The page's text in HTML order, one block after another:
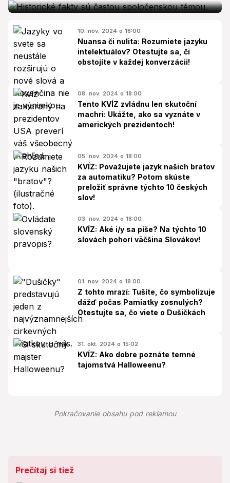
10. nov. 2024 o 18:00
Nuansa či nulita: Rozumiete jazyku
intelektuálov? Otestujte sa, či
obstojíte v každej konverzácii!
08. nov. 2024 o 18:00
Tento KVÍZ zvládnu len skutoční
machri: Ukážte, ako sa vyznáte v
amerických prezidentoch!
05. nov. 2024 o 18:00
KVÍZ: Považujete jazyk našich bratov
za automatiku? Potom skúste
preložiť správne týchto 10 českých
slov!
03. nov. 2024 o 18:00
KVÍZ: Aké i/y sa píše? Na týchto 10
slovách pohorí väčšina Slovákov!
01. nov. 2024 o 18:00
Z tohto mrazí: Tušíte, čo symbolizuje
dážď počas Pamiatky zosnulých?
Otestujte sa, čo viete o Dušičkách
31. okt. 2024 o 15:02
KVÍZ: Ako dobre poznáte temné
tajomstvá Halloweenu?
Pokračovanie obsahu pod reklamou
Prečítaj si tiež